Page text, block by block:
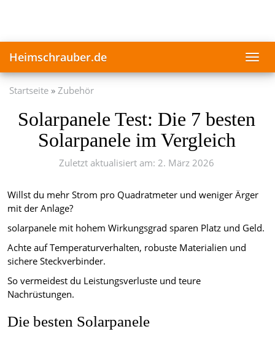
Heimschrauber.de
Startseite Zubehör
Solarpanele Test: Die 7 besten
Solarpanele im Vergleich
Zuletzt aktualisiert am: 2. März 2026
Willst du mehr Strom pro Quadratmeter und weniger Ärger
mit der Anlage?
solarpanele mit hohem Wirkungsgrad sparen Platz und Geld.
Achte auf Temperaturverhalten, robuste Materialien und
sichere Steckverbinder.
So vermeidest du Leistungsverluste und teure
Nachrüstungen.
Die besten Solarpanele